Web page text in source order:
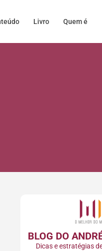
Livro Quem é
BLOG DO
Dicas e estratégias